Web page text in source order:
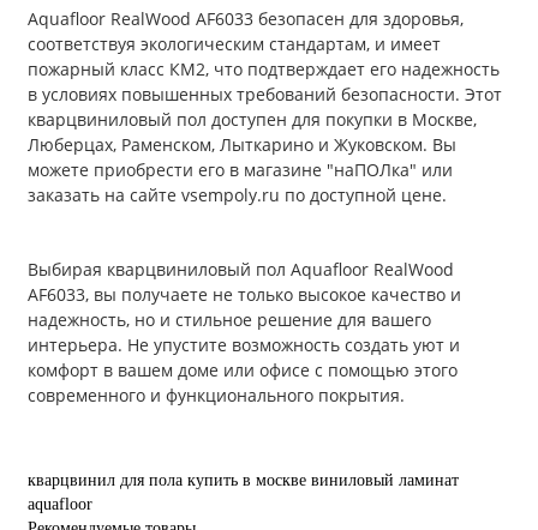
Aquafloor RealWood AF6033 безопасен для здоровья,
соответствуя экологическим стандартам, и имеет
пожарный класс КМ2, что подтверждает его надежность
в условиях повышенных требований безопасности. Этот
кварцвиниловый пол доступен для покупки в Москве,
Люберцах, Раменском, Лыткарино и Жуковском. Вы
можете приобрести его в магазине "наПОЛка" или
заказать на сайте vsempoly.ru по доступной цене.
Выбирая кварцвиниловый пол Aquafloor RealWood
AF6033, вы получаете не только высокое качество и
надежность, но и стильное решение для вашего
интерьера. Не упустите возможность создать уют и
комфорт в вашем доме или офисе с помощью этого
современного и функционального покрытия.
кварцвинил для пола купить в москве виниловый ламинат
aquafloor